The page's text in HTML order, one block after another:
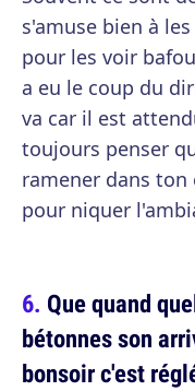
s'amuse bien à
pour les voir
a eu le coup du
va car il est
toujours penser
ramener dans ton
pour niquer
Que quand
bétonnes son
bonsoir c'est